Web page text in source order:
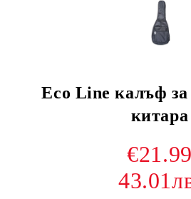
Eco Line калъф за
китара
€21.99